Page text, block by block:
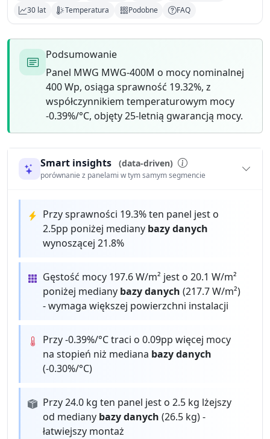
30 lat
Temperatura Podobne FAQ
Podsumowanie
Panel MWG MWG-400M o mocy nominalnej
400 Wp, osiąga sprawność 19.32%, z
współczynnikiem temperaturowym mocy
-0.39%/°C, objęty 25-letnią gwarancją mocy.
Smart insights (data-driven)
porównanie z panelami w tym samym segmencie
Przy sprawności 19.3% ten panel jest o
2.5pp poniżej mediany bazy danych
wynoszącej 21.8%
Gęstość mocy 197.6 W/m² jest o 20.1 W/m²
poniżej mediany bazy danych (217.7 W/m²)
- wymaga większej powierzchni instalacji
Przy -0.39%/°C traci o 0.09pp więcej mocy
na stopień niż mediana bazy danych
(-0.30%/°C)
Przy 24.0 kg ten panel jest o 2.5 kg lżejszy
od mediany bazy danych (26.5 kg) -
łatwiejszy montaż